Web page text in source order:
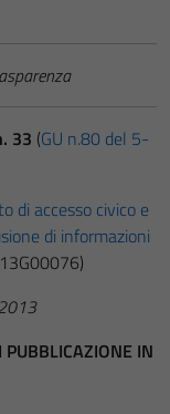
33 (GU n.80 del 5-
di accesso civico e
di informazioni
IN